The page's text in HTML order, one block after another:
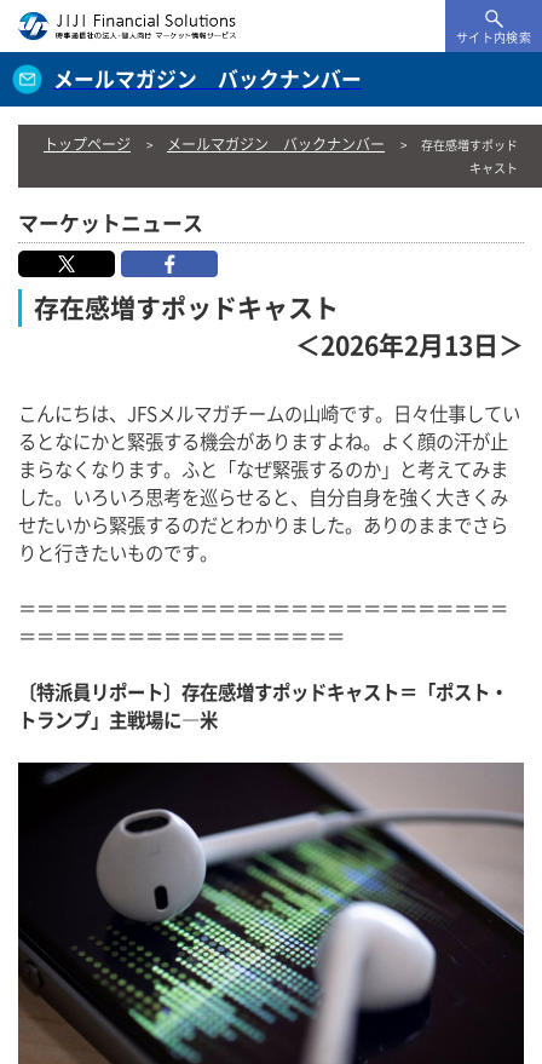
サイト内検索
メールマガジン バックナンバー
トップページ メールマガジン バックナンバー
存在感増すポッド
キャスト
マーケットニュース
存在感増すポッドキャスト
＜2026年2月13日＞
こんにちは、JFSメルマガチームの山崎です。日々仕事してい
るとなにかと緊張する機会がありますよね。よく顔の汗が止
まらなくなります。ふと「なぜ緊張するのか」と考えてみま
した。いろいろ思考を巡らせると、自分自身を強く大きくみ
せたいから緊張するのだとわかりました。ありのままでさら
りと行きたいものです。
＝＝＝＝＝＝＝＝＝＝＝＝＝＝＝＝＝＝＝＝＝＝＝＝＝＝＝
＝＝＝＝＝＝＝＝＝＝＝＝＝＝＝＝＝＝
〔特派員リポート〕存在感増すポッドキャスト＝「ポスト・
トランプ」主戦場に―米